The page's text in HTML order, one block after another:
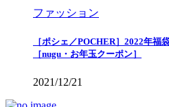
ファッション
［ポシェ／POCHER］2022年福
［nugu・お年玉クーポン］
2021/12/21